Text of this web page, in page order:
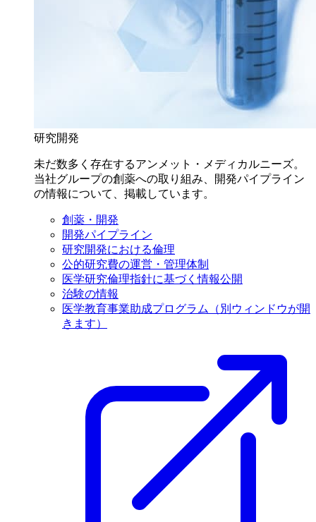
研究開発
未だ数多く存在するアンメット・メディカルニーズ。
当社グループの創薬への取り組み、開発パイプライン
の情報について、掲載しています。
創薬・開発
開発パイプライン
研究開発における倫理
公的研究費の運営・管理体制
医学研究倫理指針に基づく情報公開
治験の情報
医学教育事業助成プログラム
（別ウィンドウが開
きます）